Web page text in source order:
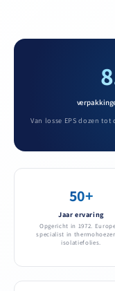
Van losse EPS dozen
50+
Jaar ervaring
Opgericht in 1972.
specialist in
isolatiefolies.